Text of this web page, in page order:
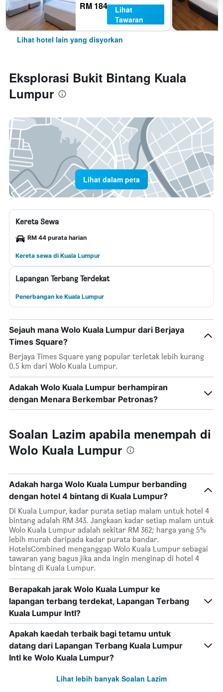
RM 184
Lihat
Tawaran
Lihat hotel lain yang disyorkan
Eksplorasi Bukit Bintang Kuala
Lumpur
Lihat dalam peta
Kereta Sewa
RM 44 purata harian
Kereta sewa di Kuala Lumpur
Lapangan Terbang Terdekat
Penerbangan ke Kuala Lumpur
Sejauh mana Wolo Kuala Lumpur dari Berjaya
Times Square?
Berjaya Times Square yang popular terletak lebih kurang
0.5 km dari Wolo Kuala Lumpur.
Adakah Wolo Kuala Lumpur berhampiran
dengan Menara Berkembar Petronas?
Soalan Lazim apabila menempah di
Wolo Kuala Lumpur
Adakah harga Wolo Kuala Lumpur berbanding
dengan hotel 4 bintang di Kuala Lumpur?
Di Kuala Lumpur, kadar purata setiap malam untuk hotel 4
bintang adalah RM 343. Jangkaan kadar setiap malam untuk
Wolo Kuala Lumpur adalah sekitar RM 362; harga yang 5%
lebih murah daripada kadar purata bandar.
HotelsCombined menganggap Wolo Kuala Lumpur sebagai
tawaran yang bagus jika anda ingin menginap di hotel 4
bintang di Kuala Lumpur.
Berapakah jarak Wolo Kuala Lumpur ke
lapangan terbang terdekat, Lapangan Terbang
Kuala Lumpur Intl?
Apakah kaedah terbaik bagi tetamu untuk
datang dari Lapangan Terbang Kuala Lumpur
Intl ke Wolo Kuala Lumpur?
Lihat lebih banyak Soalan Lazim